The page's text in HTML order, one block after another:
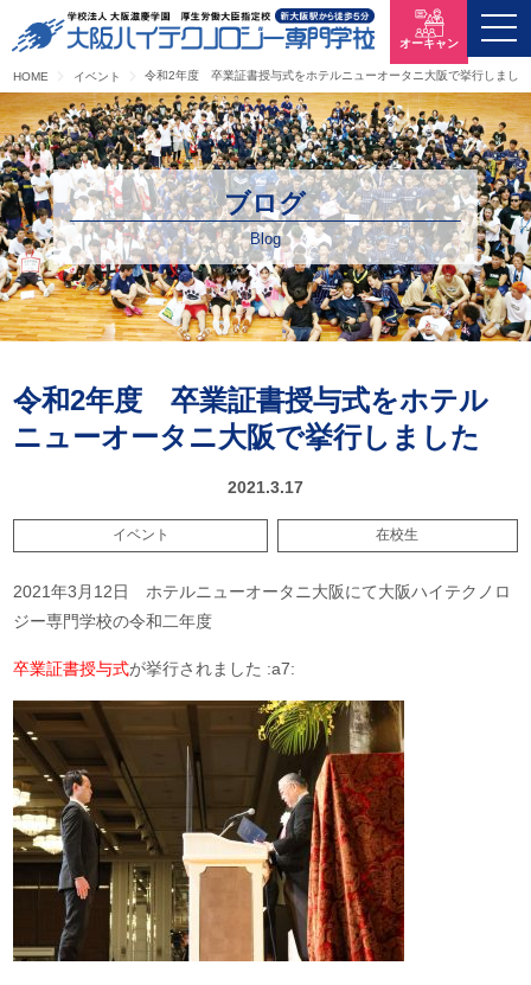
HOME イベント 令和2年度 卒業証書授与式をホテルニューオータニ大阪で挙行しました
オーキャン
ブログ
Blog
令和2年度 卒業証書授与式をホテル
ニューオータニ大阪で挙行しました
2021.3.17
イベント 在校生
2021年3月12日 ホテルニューオータニ大阪にて大阪ハイテクノロ
ジー専門学校の令和二年度
卒業証書授与式が挙行されました :a7: